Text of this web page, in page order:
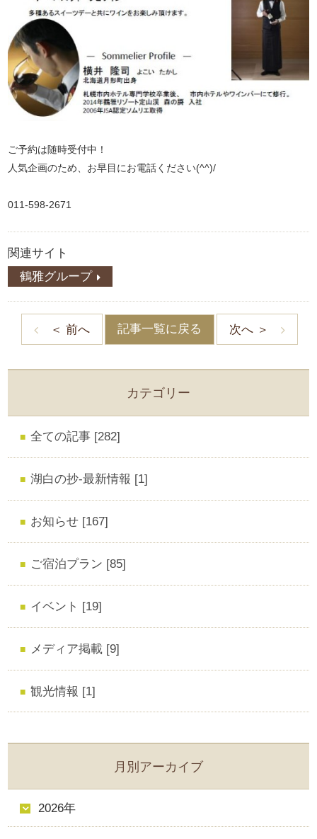
ご予約は随時受付中！
人気企画のため、お早目にお電話ください(^^)/
011-598-2671
関連サイト
鶴雅グループ
＜ 前へ 記事一覧に戻る 次へ ＞
カテゴリー
全ての記事 [282]
湖白の抄‐最新情報 [1]
お知らせ [167]
ご宿泊プラン [85]
イベント [19]
メディア掲載 [9]
観光情報 [1]
月別アーカイブ
2026年